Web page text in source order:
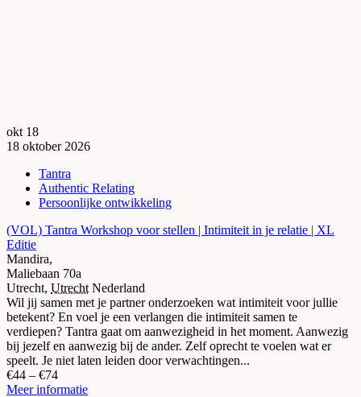
okt 18
18 oktober 2026
Tantra
Authentic Relating
Persoonlijke ontwikkeling
(VOL) Tantra Workshop voor stellen | Intimiteit in je relatie | XL
Editie
Mandira,
Maliebaan 70a
Utrecht, Utrecht Nederland
Wil jij samen met je partner onderzoeken wat intimiteit voor jullie
betekent? En voel je een verlangen die intimiteit samen te
verdiepen? Tantra gaat om aanwezigheid in het moment. Aanwezig
bij jezelf en aanwezig bij de ander. Zelf oprecht te voelen wat er
speelt. Je niet laten leiden door verwachtingen...
€44 – €74
Meer informatie